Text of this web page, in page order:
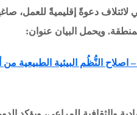
لائتلاف دعوةً إقليميةً للعمل،
ويحمل البيان عنوان:
اصلاح النُّظُم البيئية الطبيعية